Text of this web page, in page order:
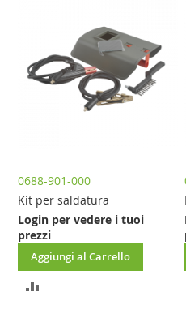
0688-901-000
Kit per saldatura
Login per vedere i tuoi
prezzi
Aggiungi al Carrello
AGGIUNGI